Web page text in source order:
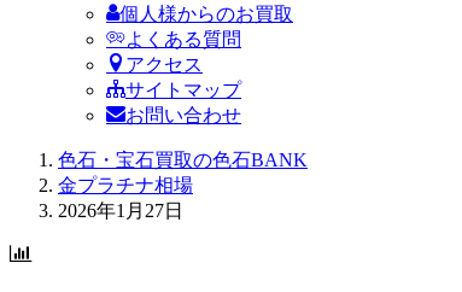
個人様からのお買取
よくある質問
アクセス
サイトマップ
お問い合わせ
色石・宝石買取の色石BANK
金プラチナ相場
2026年1月27日